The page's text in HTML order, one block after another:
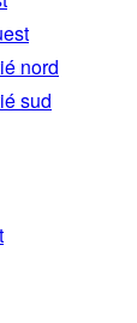
nord
sud